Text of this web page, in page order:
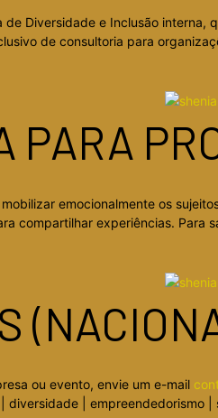
Diversidade e Inclusão
de consultoria para
PARA
emocionalmente os
compartilhar experiências. Para
ou evento, envie um e-mail
| empreendedorismo